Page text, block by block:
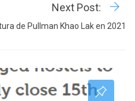
Next Post:
de Pullman Khao Lak en 2021